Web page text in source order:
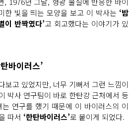
한 빛을 띄는 모양을 보고 이 박사는 ‘밤
이 반짝였다’고 회고했다는 이야기가 있
바이러스’
보고 있었지만, 너무 기뻐서 그런 느낌이
박사 연구팀이 바로 한탄강 근처에서 등
연구를 했기 때문에 이 바이러스의 이
따서 ‘한탄바이러스’로 붙이게 되었다.